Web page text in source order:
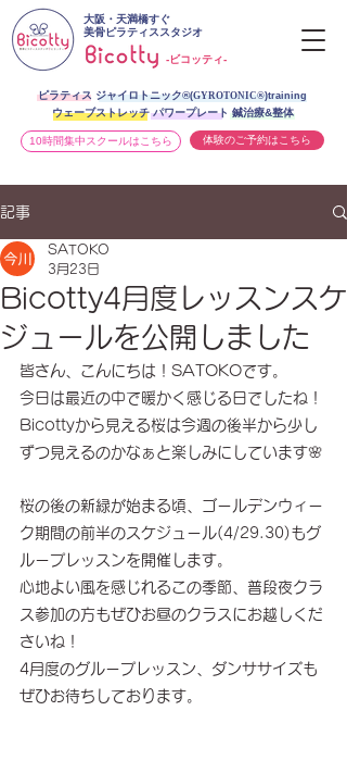
ピラティス ジャイロトニック®︎(GYROTONIC®)training
ウェーブストレッチ パワープレート 鍼治療&整体
10時間集中スクールはこちら 体験のご予約はこちら
大阪・天満橋すぐ
美骨ピラティススタジオ
-ビコッティ-
記事
Bicotty4月度レッスンスケ
ジュールを公開しました
SATOKO
3月23日
皆さん、こんにちは！SATOKOです。
今日は最近の中で暖かく感じる日でしたね！
Bicottyから見える桜は今週の後半から少し
ずつ見えるのかなぁと楽しみにしています🌸
桜の後の新緑が始まる頃、ゴールデンウィー
ク期間の前半のスケジュール(4/29.30)もグ
ループレッスンを開催します。
心地よい風を感じれるこの季節、普段夜クラ
ス参加の方もぜひお昼のクラスにお越しくだ
さいね！
4月度のグループレッスン、ダンササイズも
ぜひお待ちしております。